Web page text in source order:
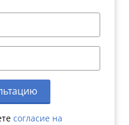
согласие на